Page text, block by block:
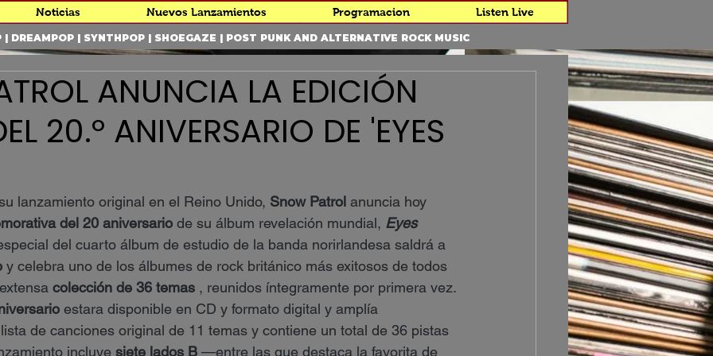
Noticias Nuevos Lanzamientos Programacion Listen Live
| DREAMPOP | SYNTHPOP | SHOEGAZE | POST PUNK AND ALTERNATIVE ROCK MUSIC
ANUNCIA LA EDICIÓN
20.º ANIVERSARIO DE 'EYES
lanzamiento original en el Reino Unido, Snow Patrol anuncia hoy
del 20 aniversario de su álbum revelación mundial, Eyes
del cuarto álbum de estudio de la banda norirlandesa saldrá a
y celebra uno de los álbumes de rock británico más exitosos de todos
colección de 36 temas , reunidos íntegramente por primera vez.
estara disponible en CD y formato digital y amplía
de canciones original de 11 temas y contiene un total de 36 pistas
incluye siete lados B —entre las que destaca la favorita de